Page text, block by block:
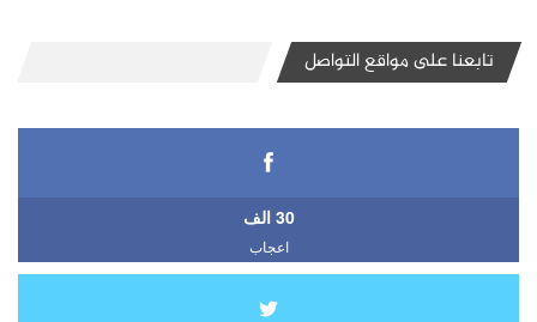
تابعنا على مواقع التواصل
30 الف
اعجاب